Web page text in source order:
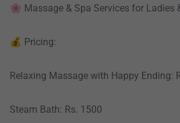
🌸 Massage & Spa Services for Ladies
💰 Pricing:
Relaxing Massage with Happy Ending:
Steam Bath: Rs. 1500